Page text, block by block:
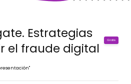
Estrategias
el fraude digital
Gratis